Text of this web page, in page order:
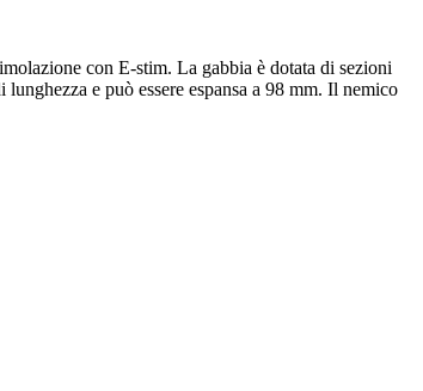
con E-stim. La gabbia è dotata di sezioni
e può essere espansa a 98 mm. Il nemico